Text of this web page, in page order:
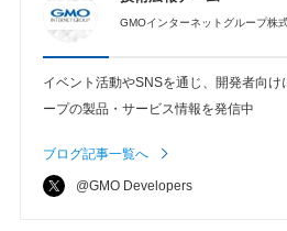
GMOインターネットグループ株
イベント活動やSNSを通じ、開発者向
ープの製品・サービス情報を発信中
ブログ記事一覧へ
@GMO Developers